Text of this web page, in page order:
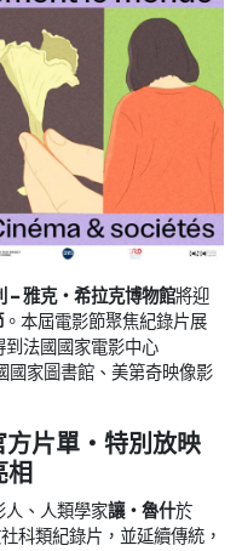
– 雅克・希拉克博物館將迎
。本屆電影節聚焦紀錄片展
到法國國家電影中心
國家圖書館、美第奇映像影
片單・特別放映
相
人、人類學家讓・魯什於
科類紀錄片，並延續傳統，